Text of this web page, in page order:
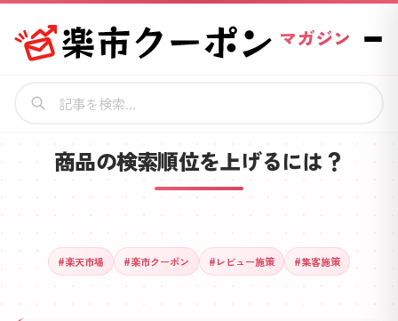
マガジン
商品の検索順位を上げるには？
#楽天市場 #楽市クーポン #レビュー施策 #集客施策